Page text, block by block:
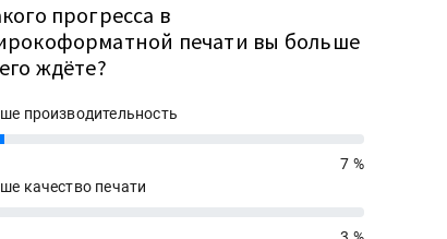
прогресса в
печати вы больше
ждёте?
производительность
7 %
качество печати